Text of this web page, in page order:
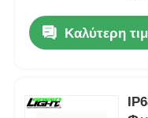
Καλύτερη